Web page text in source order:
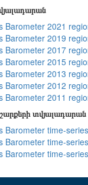
Barometer 2021
Barometer 2019
Barometer 2017
Barometer 2015
Barometer 2013
Barometer 2012
Barometer 2011
տվյալադարան
Barometer time-
Barometer time-
Barometer time-